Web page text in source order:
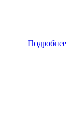
Подробнее